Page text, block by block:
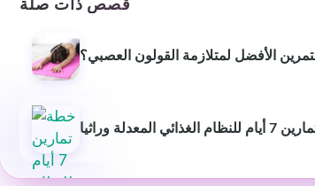
قصص ذات صلة
الأفضل لمتلازمة القولون العصبي؟
المعدلة وراثيا